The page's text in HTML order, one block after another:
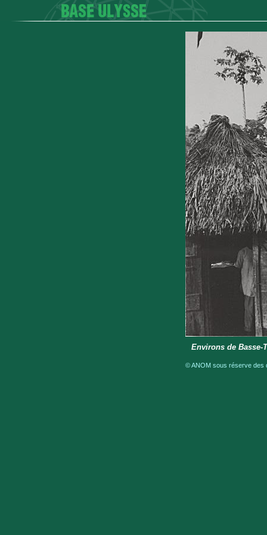
Environs de Basse-
© ANOM sous réserve des